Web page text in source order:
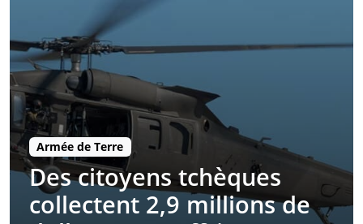
Armée de Terre
Des citoyens tchèques
collectent 2,9 millions de